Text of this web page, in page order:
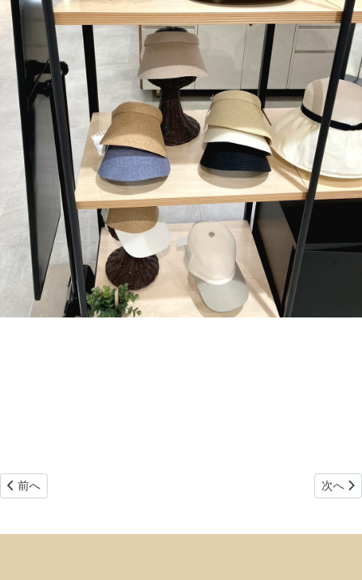
前の記事へ: 【近鉄百貨店和歌山店】Aqua Melange Fair
前へ 次の記
次へ